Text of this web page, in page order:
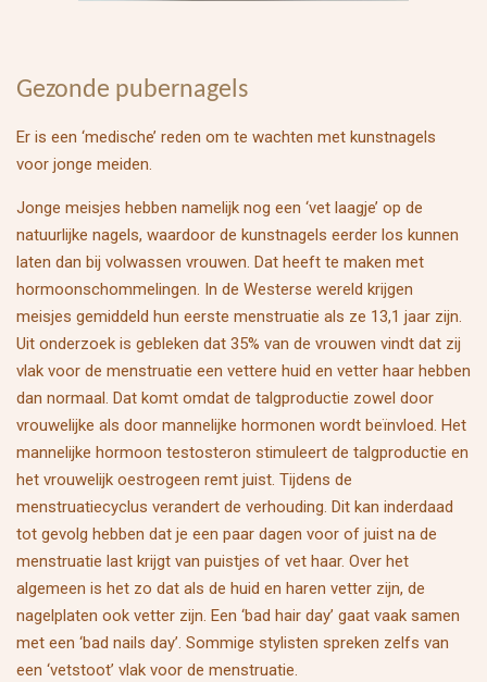
Gezonde pubernagels
Er is een ‘medische’ reden om te wachten met kunstnagels
voor jonge meiden.
Jonge meisjes hebben namelijk nog een ‘vet laagje’ op de
natuurlijke nagels, waardoor de kunstnagels eerder los kunnen
laten dan bij volwassen vrouwen. Dat heeft te maken met
hormoonschommelingen. In de Westerse wereld krijgen
meisjes gemiddeld hun eerste menstruatie als ze 13,1 jaar zijn.
Uit onderzoek is gebleken dat 35% van de vrouwen vindt dat zij
vlak voor de menstruatie een vettere huid en vetter haar hebben
dan normaal. Dat komt omdat de talgproductie zowel door
vrouwelijke als door mannelijke hormonen wordt beïnvloed. Het
mannelijke hormoon testosteron stimuleert de talgproductie en
het vrouwelijk oestrogeen remt juist. Tijdens de
menstruatiecyclus verandert de verhouding. Dit kan inderdaad
tot gevolg hebben dat je een paar dagen voor of juist na de
menstruatie last krijgt van puistjes of vet haar. Over het
algemeen is het zo dat als de huid en haren vetter zijn, de
nagelplaten ook vetter zijn. Een ‘bad hair day’ gaat vaak samen
met een ‘bad nails day’. Sommige stylisten spreken zelfs van
een ‘vetstoot’ vlak voor de menstruatie.